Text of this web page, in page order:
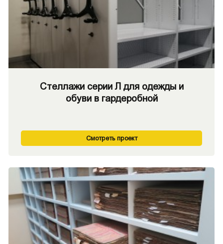
Стеллажи серии Л для одежды и
обуви в гардеробной
Смотреть проект